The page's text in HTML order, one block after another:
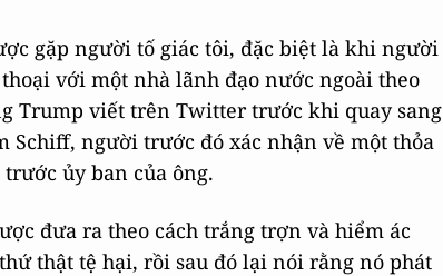
gặp người tố giác tôi, đặc biệt là khi người
với một nhà lãnh đạo nước ngoài theo
Trump viết trên Twitter trước khi quay sang
Schiff, người trước đó xác nhận về một thỏa
ủy ban của ông.
đưa ra theo cách trắng trợn và hiểm ác
thật tệ hại, rồi sau đó lại nói rằng nó phát